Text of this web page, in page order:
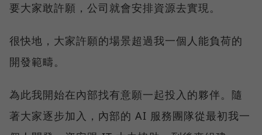
要大家敢許願，公司就會安排資源去實現。
很快地，大家許願的場景超過我一個人能負荷的
開發範疇。
為此我開始在內部找有意願一起投入的夥伴。隨
著大家逐步加入，內部的 AI 服務團隊從最初我一